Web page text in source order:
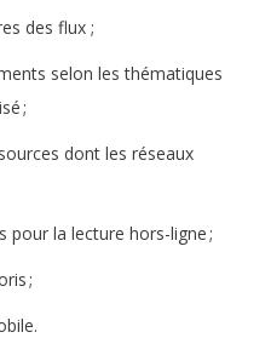
des flux ;
selon les thématiques
;
dont les réseaux
pour la lecture hors-ligne ;
;